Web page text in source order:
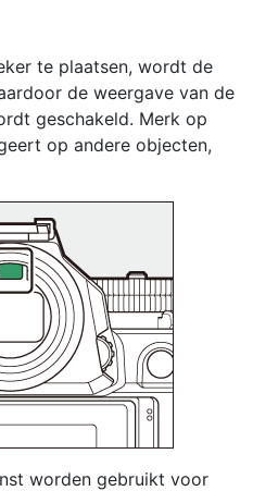
te plaatsen, wordt de
de weergave van de
geschakeld. Merk op
op andere objecten,
worden gebruikt voor